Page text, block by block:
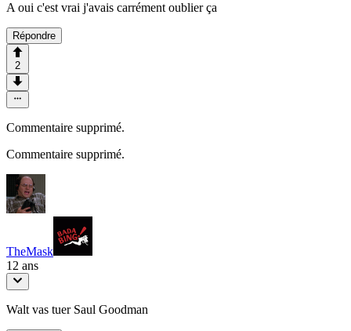
A oui c'est vrai j'avais carrément oublier ça
Répondre
2
Commentaire supprimé.
Commentaire supprimé.
TheMask
12 ans
Walt vas tuer Saul Goodman